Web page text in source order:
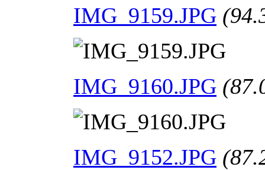
IMG_9159.JPG
IMG_9160.JPG
IMG_9152.JPG